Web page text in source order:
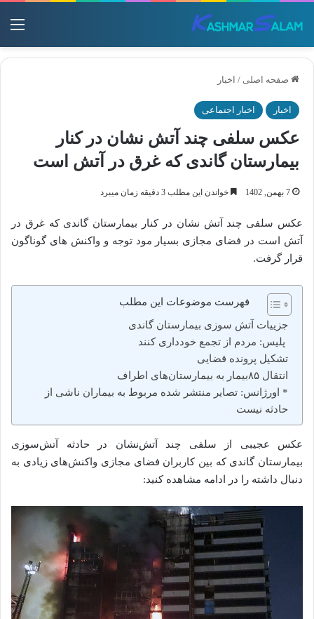
صفحه اصلی / اخبار
اخبار اخبار اجتماعی
عکس سلفی چند آتش نشان در کنار
بیمارستان گاندی که غرق در آتش است
7 بهمن, 1402 خواندن این مطلب 3 دقیقه زمان میبرد
عکس سلفی چند آتش نشان در کنار بیمارستان گاندی که غرق در
آتش است در فضای مجازی بسیار مود توجه و واکنش های گوناگون
قرار گرفت.
فهرست موضوعات این مطلب
جزییات آتش سوزی بیمارستان گاندی
پلیس: مردم از تجمع خودداری کنند
تشکیل پرونده قضایی
انتقال ۸۵بیمار به بیمارستان‌های اطراف
* اورژانس: تصایر منتشر شده‌ مربوط به بیماران ناشی از
حادثه نیست
عکس عجیبی از سلفی چند آتش‌نشان در حادثه آتش‌سوزی
بیمارستان گاندی که بین کاربران فضای مجازی واکنش‌های زیادی به
دنبال داشته را در ادامه مشاهده کنید: